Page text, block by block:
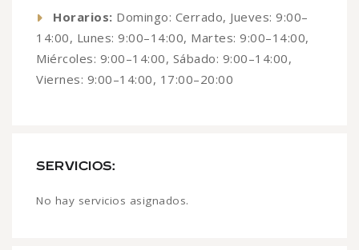
Horarios: Domingo: Cerrado, Jueves: 9:00–
14:00, Lunes: 9:00–14:00, Martes: 9:00–14:00,
Miércoles: 9:00–14:00, Sábado: 9:00–14:00,
Viernes: 9:00–14:00, 17:00–20:00
SERVICIOS:
No hay servicios asignados.